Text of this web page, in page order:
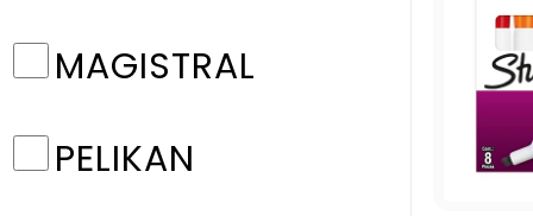
MAGISTRAL
PELIKAN